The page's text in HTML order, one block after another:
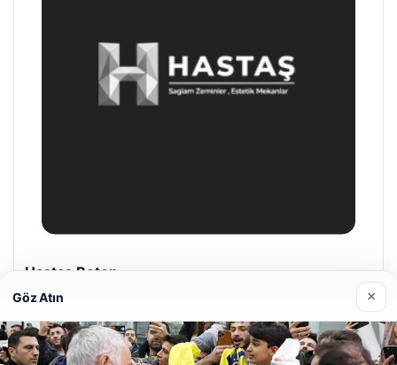
Enes Kaplan Avukatlık Bürosu
28/04/2026
Göz Atın ×